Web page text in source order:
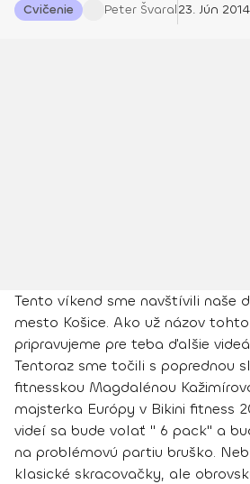
Cvičenie Peter Švaral23. Jún 2014
Tento víkend sme navštívili naše
mesto Košice. Ako už názov
pripravujeme pre teba ďalšie
Tentoraz sme točili s poprednou
fitnesskou Magdalénou
majsterka Európy v Bikini fitness
videí sa bude volať " 6 pack" a
na problémovú partiu bruško.
klasické skracovačky, ale